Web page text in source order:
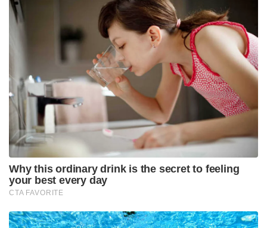
ടൊമാസെറ്റി പ്രധാനമന്ത്രിക്ക് സമ്മാനിച്ചു. 1980-കളിൽ
വേദസംസ്കാരവുമായി ബന്ധപ്പെട്ട പുസ്തകങ്ങളുടെ
ചിത്രകാരനായി കരിയർ ആരംഭിച്ച ടൊമാസെറ്റി, 2008
മുതൽ 2013 വരെയുള്ള കാലയളവിൽ മഹാഭാരത
ഇതിഹാസത്തെ ആസ്പദമാക്കി 23 കൂറ്റൻ ചിത്രങ്ങൾ
വരച്ചിട്ടുണ്ട്. റോമിൽ വെച്ച് കാശിയുടെ ദൃശ്യം
സമ്മാനിച്ച ടൊമാസെറ്റിയുടെ കലയോടുള്ള
അഭിനിവേശത്തെ പ്രധാനമന്ത്രി എക്സിലൂടെ
പ്രത്യേകം പ്രശംസിച്ചു. ഇതോടൊപ്പം റോമിലെത്തിയ
പ്രധാനമന്ത്രിക്ക് ഇന്ത്യൻ പ്രവാസികൾ നൽകിയ
സ്വീകരണത്തിൽ ഇറ്റാലിയൻ കലാകാരന്മാർ
ഭരതനാട്യം, കഥക്, കുച്ചിപ്പുഡി തുടങ്ങിയ ഇന്ത്യൻ
നൃത്തരൂപങ്ങളും, സിത്താർ, തബല, ബാൺസുരി
ശാസ്ത്രീയ സംഗീതവും അവതരിപ്പിച്ചത്